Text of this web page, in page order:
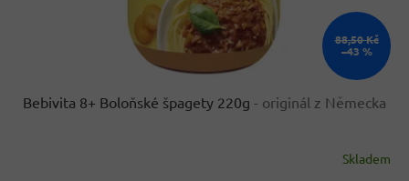
88,50 Kč
–43 %
Bebivita 8+ Boloňské špagety 220g - originál z Německa
Skladem